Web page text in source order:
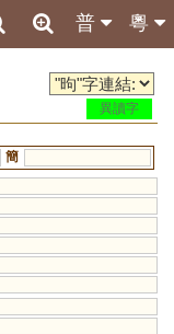
粵
普
異讀字
簡